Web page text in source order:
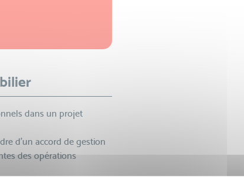
dans un projet
d'un accord de gestion
des opérations